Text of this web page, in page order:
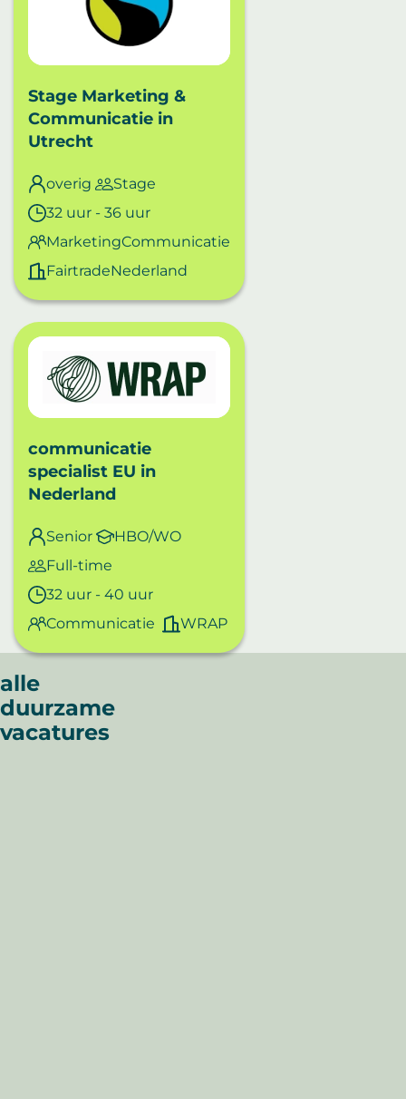
Stage Marketing &
Communicatie in
Utrecht
overig
Stage
32 uur - 36 uur
MarketingCommunicatie
FairtradeNederland
communicatie
specialist EU in
Nederland
Senior
HBO/WO
Full-time
32 uur - 40 uur
Communicatie
WRAP
alle
duurzame
vacatures
Sorry,
hebben
geen